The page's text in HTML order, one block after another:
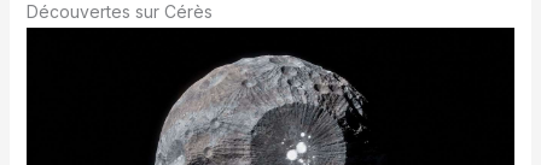
Découvertes sur Cérès